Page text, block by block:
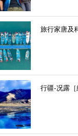
旅行家唐及
行疆-况露［